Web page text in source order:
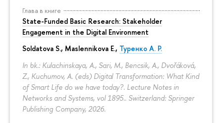
Глава в книге
State-Funded Basic Research: Stakeholder
Engagement in the Digital Environment
Soldatova S., Maslennikova E., Туренко А. Р.
In bk.: Kulachinskaya, A., Sari, M., Bencsik, A., Dvořáková,
Z., Kuchumov, A. (eds) Digital Transformation: What Kind
of Smart Life do we have today?. Lecture Notes in
Networks and Systems, vol 1895.. Switzerland: Springer
Publishing Company, 2026.